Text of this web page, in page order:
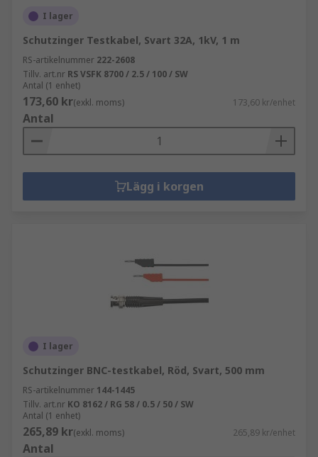
I lager
Schutzinger Testkabel, Svart 32A, 1kV, 1 m
RS-artikelnummer 222-2608
Tillv. art.nr RS VSFK 8700 / 2.5 / 100 / SW
Antal (1 enhet)
173,60 kr(exkl. moms) 173,60 kr/enhet
Antal
Lägg i korgen
I lager
Schutzinger BNC-testkabel, Röd, Svart, 500 mm
RS-artikelnummer 144-1445
Tillv. art.nr KO 8162 / RG 58 / 0.5 / 50 / SW
Antal (1 enhet)
265,89 kr(exkl. moms) 265,89 kr/enhet
Antal